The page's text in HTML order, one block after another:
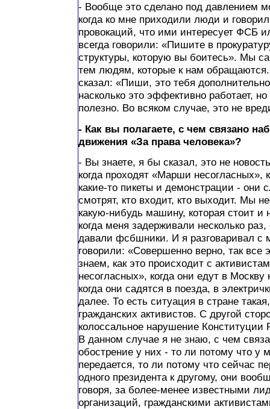
- Вообще это сделано под давлением
когда ко мне приходили люди и
провокаций, что ими интересует ФСБ
всегда говорили: «Пишите в
структуры, которую вы боитесь». Мы
тем людям, которые к нам
сказал: «Пиши, это тебя
насколько это эффективно работает,
полезно. Во всяком случае, это не
- Как вы полагаете, с чем связано
движения «За права человека»?
- Вы знаете, я бы сказал, это не
когда проходят «Марши
какие-то пикеты и демонстрации - они
смотрят, кто входит, кто выходит. Мы
какую-нибудь машину, которая стоит и
когда меня задерживали несколько
давали фсбшники. И я разговаривал с
говорили: «Совершенно верно, так все
знаем, как это происходит с
несогласных», когда они едут в
когда они садятся в поезда, в
далее. То есть ситуация в стране
гражданских активистов. С другой
колоссальное нарушение
В данном случае я не знаю, с чем
обострение у них - то ли потому что у
передается, то ли потому что сейчас
одного президента к другому, они
говоря, за более-менее известными
организаций, гражданскими